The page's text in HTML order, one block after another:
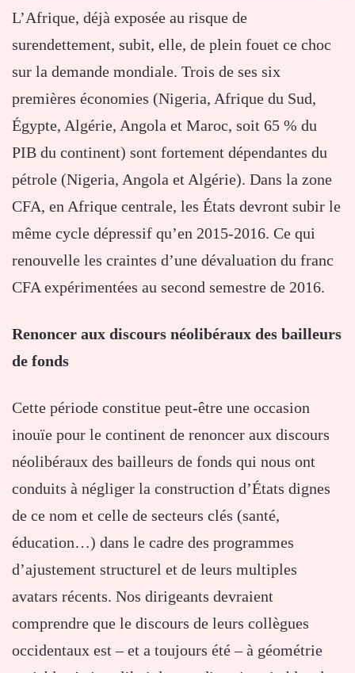
L’Afrique, déjà exposée au risque de
surendettement, subit, elle, de plein fouet ce choc
sur la demande mondiale. Trois de ses six
premières économies (Nigeria, Afrique du Sud,
Égypte, Algérie, Angola et Maroc, soit 65 % du
PIB du continent) sont fortement dépendantes du
pétrole (Nigeria, Angola et Algérie). Dans la zone
CFA, en Afrique centrale, les États devront subir le
même cycle dépressif qu’en 2015-2016. Ce qui
renouvelle les craintes d’une dévaluation du franc
CFA expérimentées au second semestre de 2016.
Renoncer aux discours néolibéraux des bailleurs
de fonds
Cette période constitue peut-être une occasion
inouïe pour le continent de renoncer aux discours
néolibéraux des bailleurs de fonds qui nous ont
conduits à négliger la construction d’États dignes
de ce nom et celle de secteurs clés (santé,
éducation…) dans le cadre des programmes
d’ajustement structurel et de leurs multiples
avatars récents. Nos dirigeants devraient
comprendre que le discours de leurs collègues
occidentaux est – et a toujours été – à géométrie